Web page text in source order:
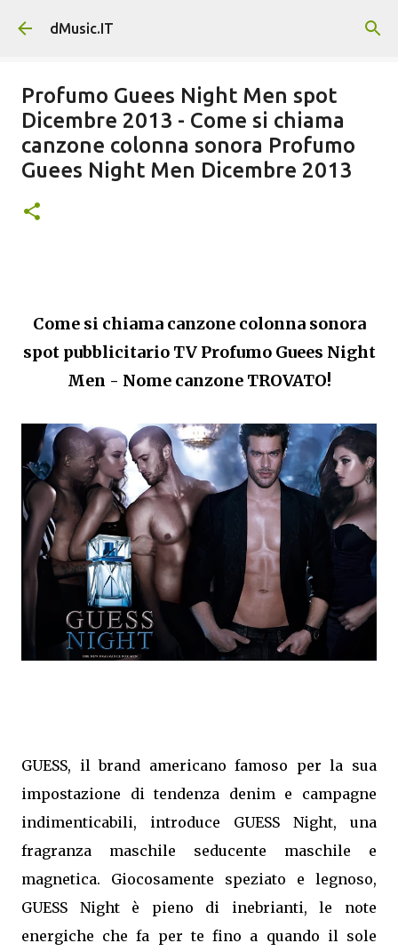
Passa ai contenuti principali
dMusic.IT
Profumo Guees Night Men spot
Dicembre 2013 - Come si chiama
canzone colonna sonora Profumo
Guees Night Men Dicembre 2013
Come si chiama canzone colonna sonora
spot pubblicitario TV Profumo Guees Night
Men - Nome canzone TROVATO!
GUESS, il brand americano famoso per la sua
impostazione di tendenza denim e campagne
indimenticabili, introduce GUESS Night, una
fragranza maschile seducente maschile e
magnetica. Giocosamente speziato e legnoso,
GUESS Night è pieno di inebrianti, le note
energiche che fa per te fino a quando il sole